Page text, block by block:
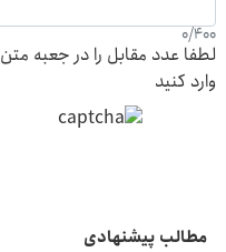
0/400
لطفا عدد مقابل را در جعبه متن
وارد کنید
مطالب پیشنهادی